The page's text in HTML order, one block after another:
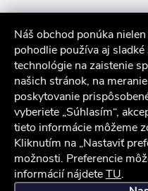
Náš obchod ponúka
pohodlie používa aj
technológie na zaistenie
našich stránok, na
poskytovanie
vyberiete „Súhlasím“,
tieto informácie môžeme
Kliknutím na „Nastaviť
možnosti. Preferencie
informácií nájdeteTU.
Sledovať na
Služby zákazníkom
iocel.sk Obchodné